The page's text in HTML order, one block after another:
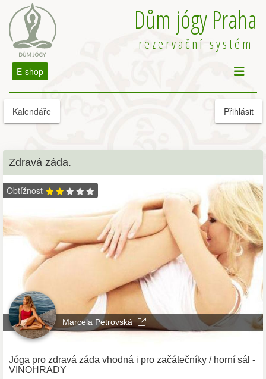
Dům jógy Praha
rezervační systém
E-shop
Kalendáře Přihlásit
Zdravá záda.
Obtížnost
Marcela Petrovská
Jóga pro zdravá záda vhodná i pro začátečníky / horní sál -
VINOHRADY